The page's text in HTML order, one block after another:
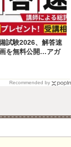
試験2026、解答速
を無料公開…アガ
Recommended by